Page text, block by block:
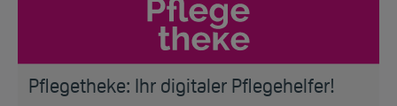
Pflegetheke: Ihr digitaler Pflegehelfer!